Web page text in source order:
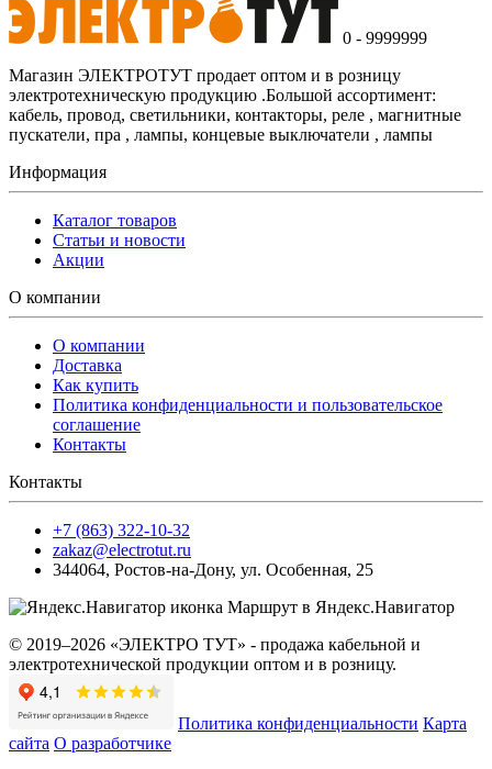
0 - 9999999
Магазин ЭЛЕКТРОТУТ продает оптом и в розницу
электротехническую продукцию .Большой ассортимент:
кабель, провод, светильники, контакторы, реле , магнитные
пускатели, пра , лампы, концевые выключатели , лампы
Информация
Каталог товаров
Статьи и новости
Акции
О компании
О компании
Доставка
Как купить
Политика конфиденциальности и пользовательское
соглашение
Контакты
Контакты
+7 (863) 322-10-32
zakaz@electrotut.ru
344064, Ростов-на-Дону, ул. Особенная, 25
Маршрут в Яндекс.Навигатор
© 2019–2026 «ЭЛЕКТРО ТУТ» - продажа кабельной и
электротехнической продукции оптом и в розницу.
Политика конфиденциальности Карта
сайта О разработчике